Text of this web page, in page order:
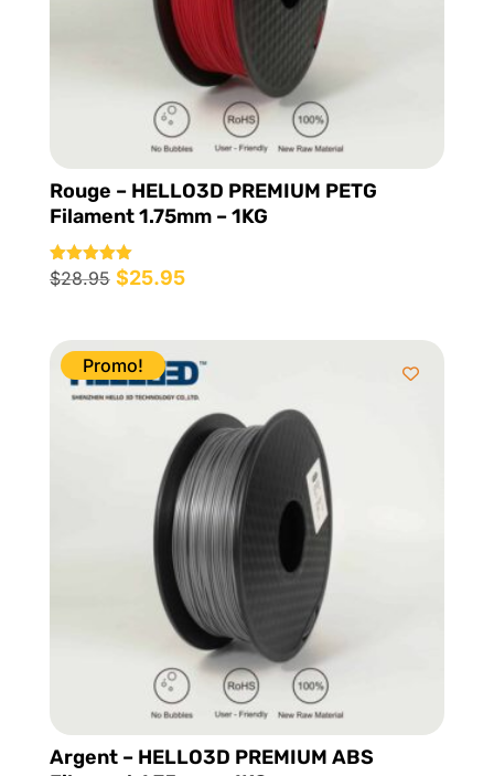
Rouge – HELLO3D PREMIUM PETG
Filament 1.75mm – 1KG
Note
5.00
$28.95 Le
initial
était :
$28.95.
$25.95Le
actuel
est :
$25.95.
Promo!
Argent – HELLO3D PREMIUM ABS